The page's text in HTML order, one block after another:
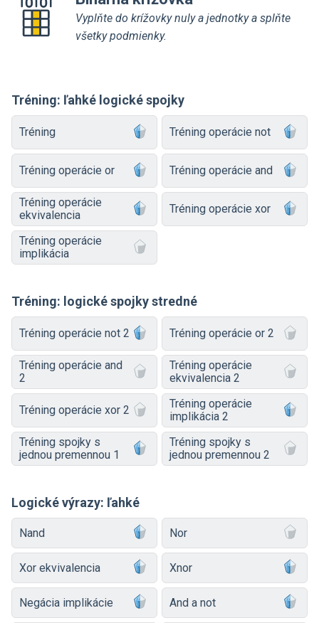
Vyplňte do krížovky nuly a jednotky a splňte
všetky podmienky.
Tréning: ľahké logické spojky
Tréning Tréning operácie not
Tréning operácie or Tréning operácie and
Tréning operácie
ekvivalencia
Tréning operácie xor
Tréning operácie
implikácia
Tréning: logické spojky stredné
Tréning operácie not 2 Tréning operácie or 2
Tréning operácie and
2
Tréning operácie
ekvivalencia 2
Tréning operácie xor 2
Tréning operácie
implikácia 2
Tréning spojky s
jednou premennou 1
Tréning spojky s
jednou premennou 2
Logické výrazy: ľahké
Nand Nor
Xor ekvivalencia Xnor
Negácia implikácie And a not